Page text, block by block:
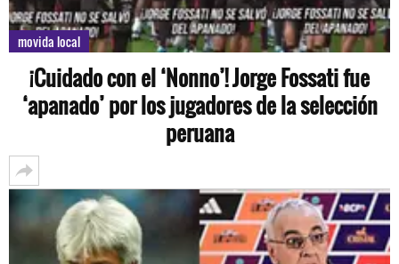
movida local
¡Cuidado con el ‘Nonno’! Jorge Fossati fue
‘apanado’ por los jugadores de la selección
peruana